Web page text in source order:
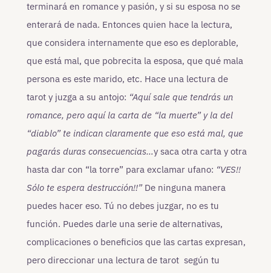
terminará en romance y pasión, y si su esposa no se
enterará de nada. Entonces quien hace la lectura,
que considera internamente que eso es deplorable,
que está mal, que pobrecita la esposa, que qué mala
persona es este marido, etc. Hace una lectura de
tarot y juzga a su antojo: “Aquí sale que tendrás un
romance, pero aquí la carta de “la muerte” y la del
“diablo” te indican claramente que eso está mal, que
pagarás duras consecuencias…y saca otra carta y otra
hasta dar con “la torre” para exclamar ufano: “VES!!
Sólo te espera destrucción!!”De ninguna manera
puedes hacer eso. Tú no debes juzgar, no es tu
función. Puedes darle una serie de alternativas,
complicaciones o beneficios que las cartas expresan,
pero direccionar una lectura de tarot según tu